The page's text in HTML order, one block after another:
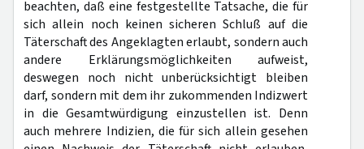
beachten, daß eine festgestellte Tatsache, die für
sich allein noch keinen sicheren Schluß auf die
Täterschaft des Angeklagten erlaubt, sondern auch
andere Erklärungsmöglichkeiten aufweist,
deswegen noch nicht unberücksichtigt bleiben
darf, sondern mit dem ihr zukommenden Indizwert
in die Gesamtwürdigung einzustellen ist. Denn
auch mehrere Indizien, die für sich allein gesehen